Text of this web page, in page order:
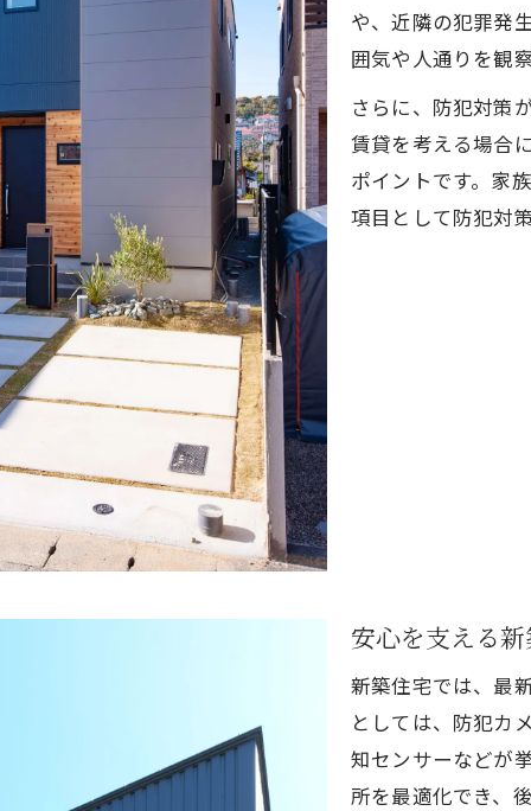
や、近隣の犯罪発
囲気や人通りを観
さらに、防犯対策
賃貸を考える場合
ポイントです。家
項目として防犯対
安心を支える
新築住宅では、最
としては、防犯カ
知センサーなどが
所を最適化でき、